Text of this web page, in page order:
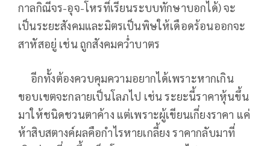
กาลกิณีจร-อุจ-โหรที่เรียนระบบทักษาบอกได้) จะ
เป็นระยะสังคมและมิตรเป็นพิษให้เดือดร้อนออกจะ
สาหัสอยู่ เช่น ถูกสังคมคว่ำบาตร
อีกทั้งต้องควบคุมความอยากได้เพราะหากเกิน
ขอบเขตจะกลายเป็นโลภไป เช่น ระยะนี้ราคาหุ้นขึ้น
มาให้ชนิดชวนตาค้าง แต่เพราะผู้เขียนเกี่ยงราคา แค่
ห้าสิบสตางค์ผลคือกำไรหายเกลี้ยง ราคากลับมาที่